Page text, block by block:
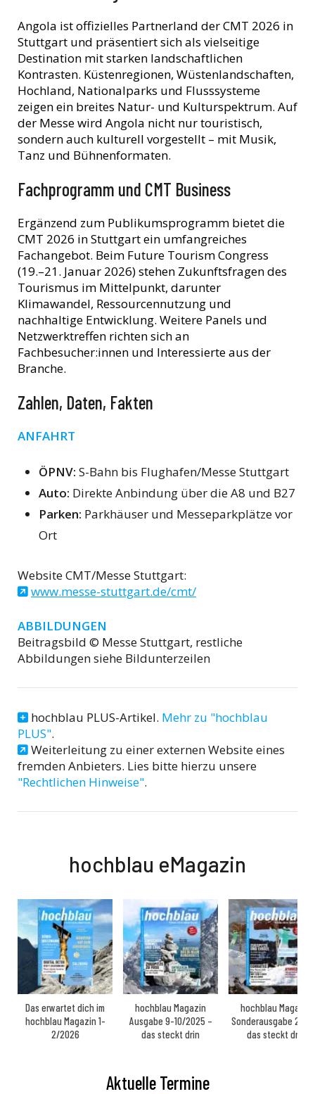
Angola ist offizielles Partnerland der CMT 2026 in
Stuttgart und präsentiert sich als vielseitige
Destination mit starken landschaftlichen
Kontrasten. Küstenregionen, Wüstenlandschaften,
Hochland, Nationalparks und Flusssysteme
zeigen ein breites Natur- und Kulturspektrum. Auf
der Messe wird Angola nicht nur touristisch,
sondern auch kulturell vorgestellt – mit Musik,
Tanz und Bühnenformaten.
Fachprogramm und CMT Business
Ergänzend zum Publikumsprogramm bietet die
CMT 2026 in Stuttgart ein umfangreiches
Fachangebot. Beim Future Tourism Congress
(19.–21. Januar 2026) stehen Zukunftsfragen des
Tourismus im Mittelpunkt, darunter
Klimawandel, Ressourcennutzung und
nachhaltige Entwicklung. Weitere Panels und
Netzwerktreffen richten sich an
Fachbesucher:innen und Interessierte aus der
Branche.
Zahlen, Daten, Fakten
ANFAHRT
ÖPNV: S-Bahn bis Flughafen/Messe Stuttgart
Auto: Direkte Anbindung über die A8 und B27
Parken: Parkhäuser und Messeparkplätze vor
Ort
Website CMT/Messe Stuttgart:
www.messe-stuttgart.de/cmt/
ABBILDUNGEN
Beitragsbild © Messe Stuttgart, restliche
Abbildungen siehe Bildunterzeilen
hochblau PLUS-Artikel. Mehr zu "hochblau
PLUS".
Weiterleitung zu einer externen Website eines
fremden Anbieters. Lies bitte hierzu unsere
"Rechtlichen Hinweise".
hochblau eMagazin
Das erwartet dich im
hochblau Magazin 1-
2/2026
hochblau Magazin
Ausgabe 9-10/2025 –
das steckt drin
hochblau Magazin
Sonderausgabe
das steckt drin
Aktuelle Termine